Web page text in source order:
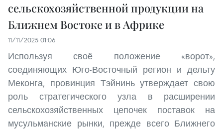
сельскохозяйственной продукции на
Ближнем Востоке и в Африке
11/11/2025 01:06
Используя своё положение «ворот»,
соединяющих Юго-Восточный регион и дельту
Меконга, провинция Тэйнинь утверждает свою
роль стратегического узла в расширении
сельскохозяйственных цепочек поставок на
мусульманские рынки, прежде всего Ближнего